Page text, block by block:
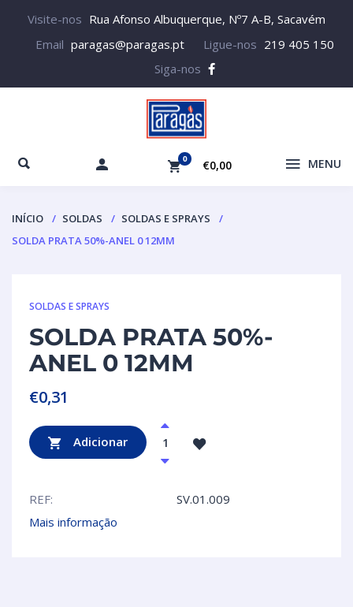
Visite-nos Rua Afonso Albuquerque, Nº7 A-B, Sacavém
Email paragas@paragas.pt Ligue-nos 219 405 150
Siga-nos
0 €0,00 MENU
INÍCIO SOLDAS
SOLDAS E SPRAYS
SOLDA PRATA 50%-ANEL 0 12MM
SOLDAS E SPRAYS
SOLDA PRATA 50%-
ANEL 0 12MM
€0,31
Adicionar
REF:
SV.01.009
Mais informação